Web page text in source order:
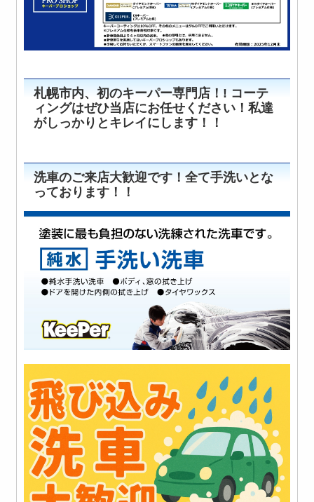
札幌市内、初のキーパー専門店！! コーテ
ィングはぜひ当店にお任せください！私達
がしっかりとキレイにします！！
洗車のご来店大歓迎です！全て手洗いとな
っております！！